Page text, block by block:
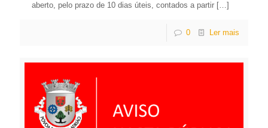
aberto, pelo prazo de 10 dias úteis, contados a partir […]
0 Ler mais